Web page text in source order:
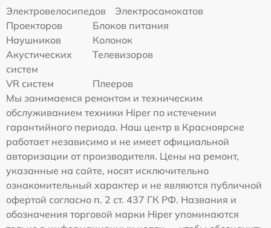
Электровелосипедов
Электросамокатов
Проекторов
Блоков питания
Наушников
Колонок
Акустических
систем
Телевизоров
VR систем
Плееров
Мы занимаемся ремонтом и техническим
обслуживанием техники Hiper по истечении
гарантийного периода. Наш центр в Красноярске
работает независимо и не имеет официальной
авторизации от производителя. Цены на ремонт,
указанные на сайте, носят исключительно
ознакомительный характер и не являются публичной
офертой согласно п. 2 ст. 437 ГК РФ. Названия и
обозначения торговой марки Hiper упоминаются